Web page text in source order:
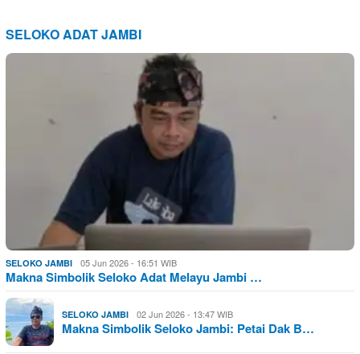
SELOKO ADAT JAMBI
SELOKO JAMBI 05 Jun 2026 - 16:51 WIB
Makna Simbolik Seloko Adat Melayu Jambi …
SELOKO JAMBI 02 Jun 2026 - 13:47 WIB
Makna Simbolik Seloko Jambi: Petai Dak B…